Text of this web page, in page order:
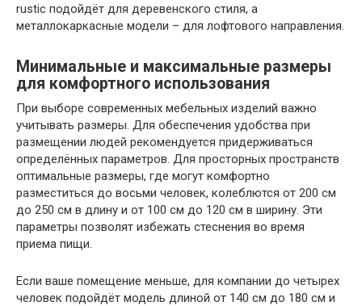
rustic подойдёт для деревенского стиля, а
металлокаркасные модели – для лофтового направления.
Минимальные и максимальные размеры
для комфортного использования
При выборе современных мебельных изделий важно
учитывать размеры. Для обеспечения удобства при
размещении людей рекомендуется придерживаться
определённых параметров. Для просторных пространств
оптимальные размеры, где могут комфортно
разместиться до восьми человек, колеблются от 200 см
до 250 см в длину и от 100 см до 120 см в ширину. Эти
параметры позволят избежать стеснения во время
приема пищи.
Если ваше помещение меньше, для компании до четырех
человек подойдёт модель длиной от 140 см до 180 см и